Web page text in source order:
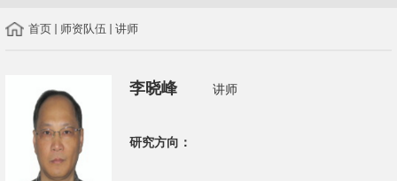
首页 师资队伍 讲师
李晓峰 讲师
研究方向：